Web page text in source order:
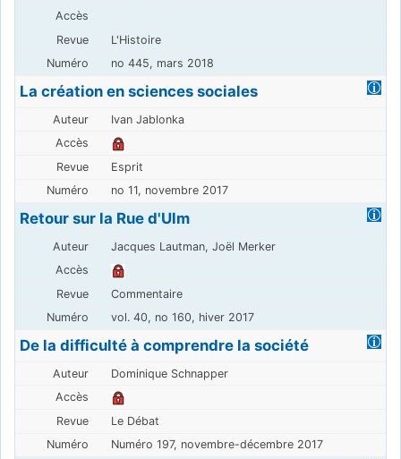
L'Histoire
no 445, mars 2018
La création en sciences sociales
Ivan Jablonka
Esprit
no 11, novembre 2017
Retour sur la Rue d'Ulm
Jacques Lautman, Joël Merker
Commentaire
vol. 40, no 160, hiver 2017
De la difficulté à comprendre la société
Dominique Schnapper
Le Débat
Numéro 197, novembre-décembre 2017